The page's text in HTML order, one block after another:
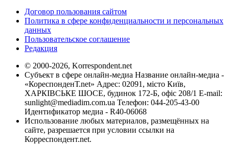
Договор пользования сайтом
Политика в сфере конфиденциальности и персональных
данных
Пользовательское соглашение
Редакция
© 2000-2026, Korrespondent.net
Субъект в сфере онлайн-медиа Название онлайн-медиа -
«КореспонденТ.net» Адрес: 02091, місто Київ,
ХАРКІВСЬКЕ ШОСЕ, будинок 172-Б, офіс 208/1 E-mail:
sunlight@mediadim.com.ua Телефон: 044-205-43-00
Идентификатор медиа - R40-06068
Использование любых материалов, размещённых на
сайте, разрешается при условии ссылки на
Корреспондент.net.